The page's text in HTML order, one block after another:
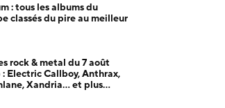
: tous les albums du
classés du pire au meilleur
rock & metal du 7 août
Electric Callboy, Anthrax,
Xandria… et plus